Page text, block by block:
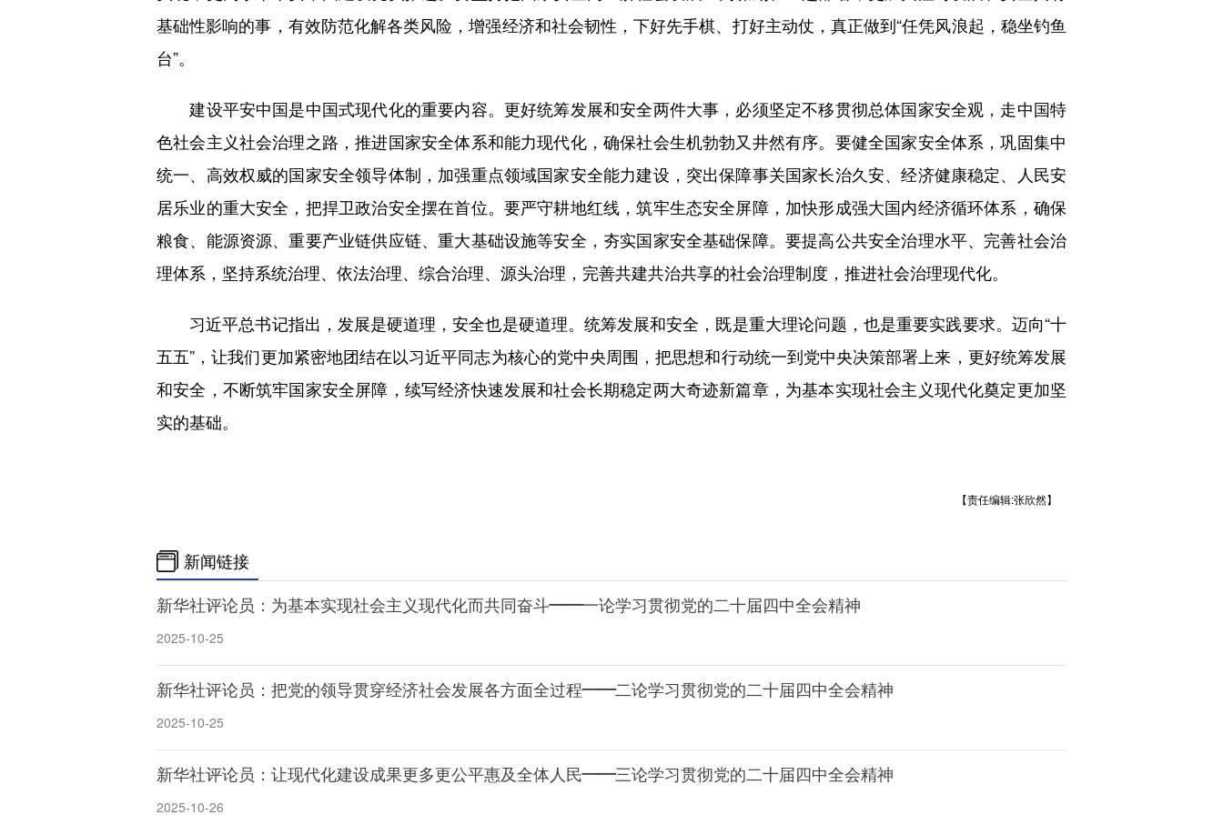
基础性影响的事，有效防范化解各类风险，增强经济和社会韧性，下好先手棋、打好主动仗，真正做到“任凭风浪起，稳坐钓鱼
台”。
建设平安中国是中国式现代化的重要内容。更好统筹发展和安全两件大事，必须坚定不移贯彻总体国家安全观，走中国特
色社会主义社会治理之路，推进国家安全体系和能力现代化，确保社会生机勃勃又井然有序。要健全国家安全体系，巩固集中
统一、高效权威的国家安全领导体制，加强重点领域国家安全能力建设，突出保障事关国家长治久安、经济健康稳定、人民安
居乐业的重大安全，把捍卫政治安全摆在首位。要严守耕地红线，筑牢生态安全屏障，加快形成强大国内经济循环体系，确保
粮食、能源资源、重要产业链供应链、重大基础设施等安全，夯实国家安全基础保障。要提高公共安全治理水平、完善社会治
理体系，坚持系统治理、依法治理、综合治理、源头治理，完善共建共治共享的社会治理制度，推进社会治理现代化。
习近平总书记指出，发展是硬道理，安全也是硬道理。统筹发展和安全，既是重大理论问题，也是重要实践要求。迈向“十
五五”，让我们更加紧密地团结在以习近平同志为核心的党中央周围，把思想和行动统一到党中央决策部署上来，更好统筹发展
和安全，不断筑牢国家安全屏障，续写经济快速发展和社会长期稳定两大奇迹新篇章，为基本实现社会主义现代化奠定更加坚
实的基础。
【责任编辑:张欣然】
新闻链接
新华社评论员：为基本实现社会主义现代化而共同奋斗——一论学习贯彻党的二十届四中全会精神
2025-10-25
新华社评论员：把党的领导贯穿经济社会发展各方面全过程——二论学习贯彻党的二十届四中全会精神
2025-10-25
新华社评论员：让现代化建设成果更多更公平惠及全体人民——三论学习贯彻党的二十届四中全会精神
2025-10-26